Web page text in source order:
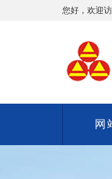
您好，欢迎
网